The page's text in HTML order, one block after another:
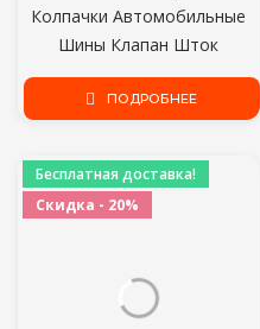
Колпачки Автомобильные
Шины Клапан Шток
Колпачки Болт-В
Автомобиле Грузовик
Клапаны Шины Шток
Воздушные Колпачки
ПОДРОБНЕЕ
Бесплатная доставка!
Скидка - 20%